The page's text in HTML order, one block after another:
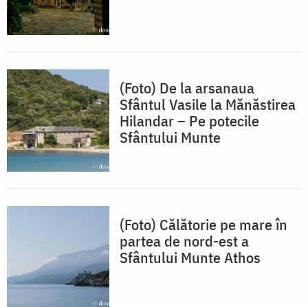
(Foto) De la arsanaua
Sfântul Vasile la Mănăstirea
Hilandar – Pe potecile
Sfântului Munte
(Foto) Călătorie pe mare în
partea de nord-est a
Sfântului Munte Athos